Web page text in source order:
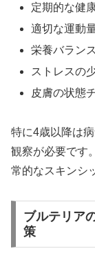
定期的な健
適切な運動
栄養バラン
ストレスの
皮膚の状態
特に4歳以降は
観察が必要です
常的なスキンシ
ブルテリア
策